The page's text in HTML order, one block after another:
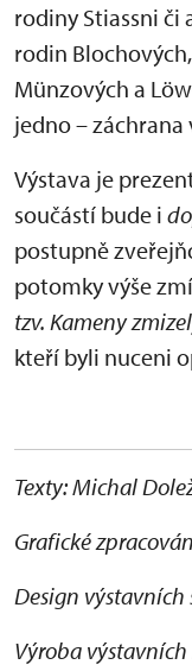
rodiny Stiassni či
rodin
Münzových a
jedno –
Výstava je
součástí bude i
postupně
potomky výše
tzv. Kameny
kteří byli nuceni
Texty: Michal
Grafické
Design
Výroba